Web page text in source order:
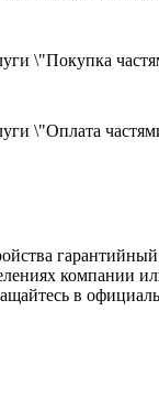
\"Покупка
\"Оплата
компании
в